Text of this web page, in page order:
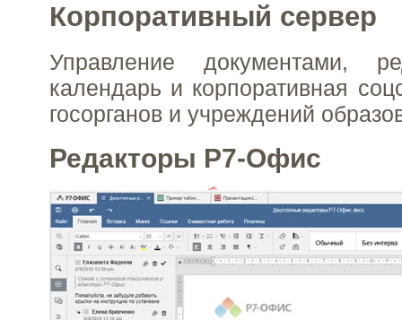
Корпоративный сервер
Управление документами,
календарь и корпоративная
госорганов и учреждений
Редакторы Р7-Офис